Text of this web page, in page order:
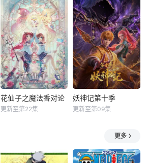
花仙子之魔法香对论
更新至第22集
妖神记第十季
更新至第09集
更多